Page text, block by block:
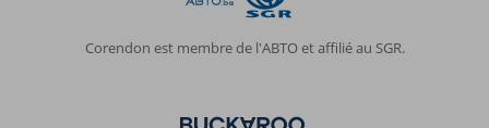
Corendon est membre de l'ABTO et affilié au SGR.